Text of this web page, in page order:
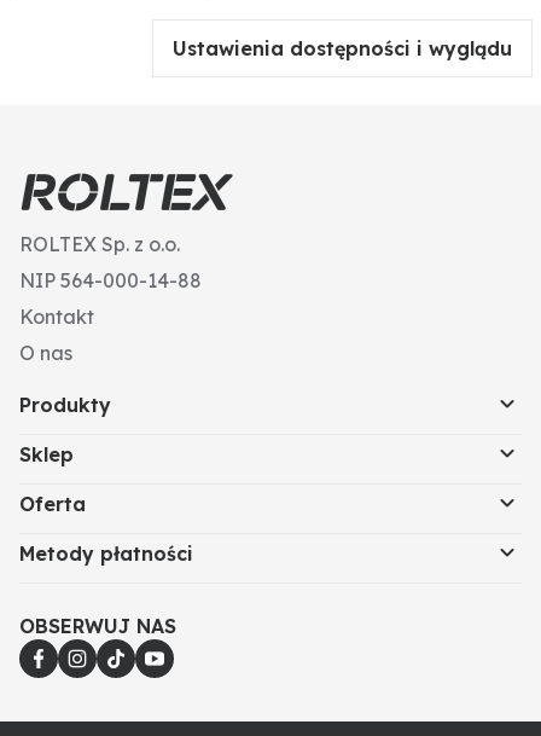
Ustawienia dostępności i wyglądu
ROLTEX Sp. z o.o.
NIP 564-000-14-88
Kontakt
O nas
Produkty
Sklep
Oferta
Metody płatności
OBSERWUJ NAS